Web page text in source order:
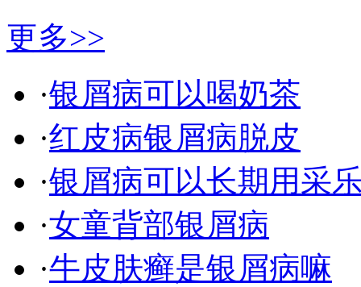
更多>>
·银屑病可以喝奶茶
·红皮病银屑病脱皮
·银屑病可以长期用采
·女童背部银屑病
·牛皮肤癣是银屑病嘛